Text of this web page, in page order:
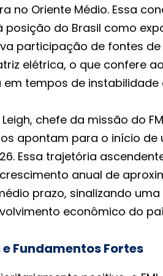
no Oriente Médio. Essa
posição do Brasil como
participação de fontes de
elétrica, o que confere
tempos de instabilidade
chefe da missão do
apontam para o início de
Essa trajetória
anual de
prazo, sinalizando
econômico do
Fundamentos Fortes